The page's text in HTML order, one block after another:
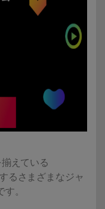
えている
るさまざまなジャ
。